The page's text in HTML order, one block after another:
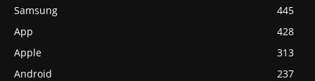
Samsung
445
App
428
Apple
313
Android
237